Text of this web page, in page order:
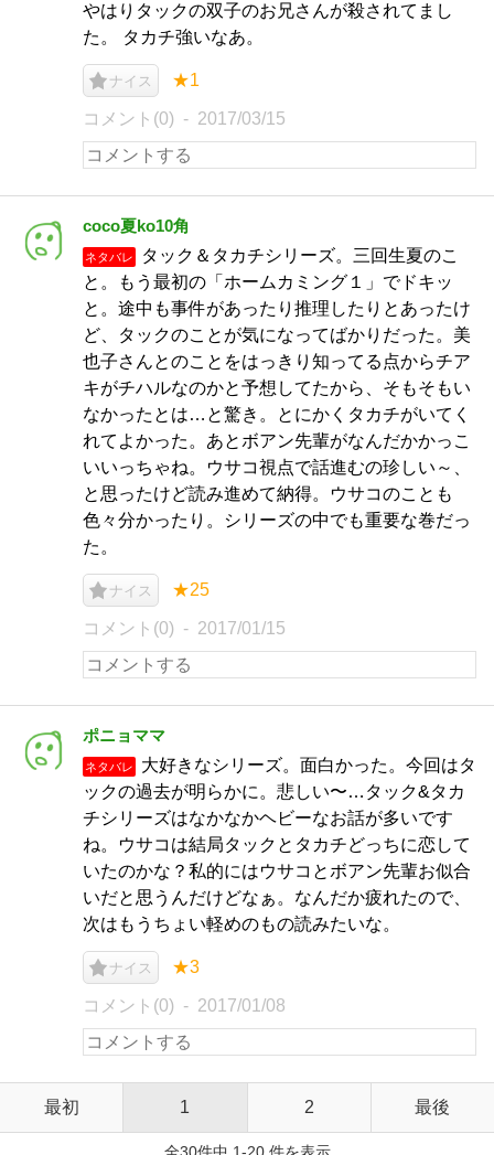
やはりタックの双子のお兄さんが殺されてまし
た。 タカチ強いなあ。
ナイス ★1
コメント(0) 2017/03/15
coco夏ko10角
ネタバレ
タック＆タカチシリーズ。三回生夏のこ
と。もう最初の「ホームカミング１」でドキッ
と。途中も事件があったり推理したりとあったけ
ど、タックのことが気になってばかりだった。美
也子さんとのことをはっきり知ってる点からチア
キがチハルなのかと予想してたから、そもそもい
なかったとは…と驚き。とにかくタカチがいてく
れてよかった。あとボアン先輩がなんだかかっこ
いいっちゃね。ウサコ視点で話進むの珍しい～、
と思ったけど読み進めて納得。ウサコのことも
色々分かったり。シリーズの中でも重要な巻だっ
た。
ナイス ★25
コメント(0) 2017/01/15
ポニョママ
ネタバレ
大好きなシリーズ。面白かった。今回はタ
ックの過去が明らかに。悲しい〜…タック&タカ
チシリーズはなかなかヘビーなお話が多いです
ね。ウサコは結局タックとタカチどっちに恋して
いたのかな？私的にはウサコとボアン先輩お似合
いだと思うんだけどなぁ。なんだか疲れたので、
次はもうちょい軽めのもの読みたいな。
ナイス ★3
コメント(0) 2017/01/08
最初 1 2 最後